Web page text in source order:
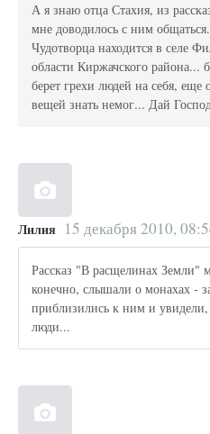
А я знаю отца Стахия, из
мне доводилось с ним
Чудотворца находится в селе
области Киржачского района...
берет грехи людей на себя,
вещей знать немог... Дай
Лилия 15 декабря 2010,
Рассказ "В расщелинах Земли"
конечно, слышали о монахах -
приблизились к ним и
люди...